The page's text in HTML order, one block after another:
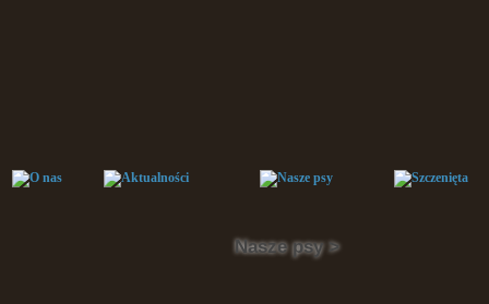
Nasze psy >